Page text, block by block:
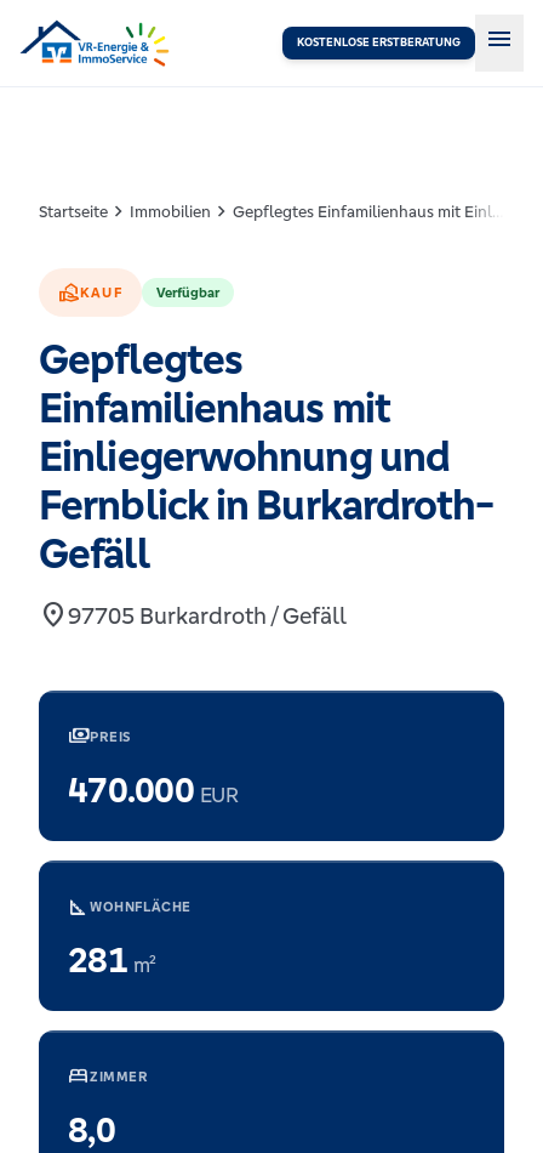
KOSTENLOSE ERSTBERATUNG menu
Startseite chevron_right Immobilien chevron_right Gepflegtes Einfamilienhaus mit Einliegerwohnung und Fernblick in Burkardroth-Gefäll
real_estate_agentKAUF Verfügbar
Gepflegtes
Einfamilienhaus mit
Einliegerwohnung und
Fernblick in Burkardroth-
Gefäll
location_on97705 Burkardroth / Gefäll
paymentsPREIS
470.000 EUR
square_foot WOHNFLÄCHE
281 m²
bedZIMMER
8,0